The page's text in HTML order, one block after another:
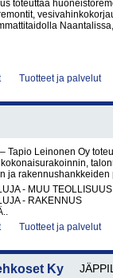
toteuttaa
Tuotteet ja palvelut
Tapio Leinonen Oy
ja
- MUU TEOLLISUUS
- RAKENNUS
Tuotteet ja palvelut
Ky